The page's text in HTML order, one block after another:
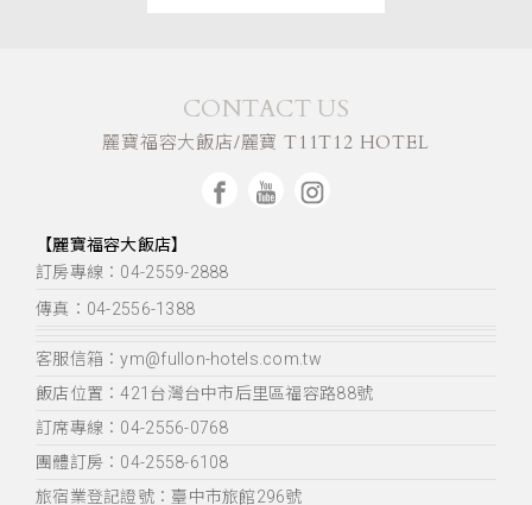
CONTACT US
麗寶福容大飯店/麗寶 T11T12 HOTEL
【麗寶福容大飯店】
訂房專線：04-2559-2888
傳真：04-2556-1388
客服信箱：ym@fullon-hotels.com.tw
飯店位置：421台灣台中市后里區福容路88號
訂席專線：04-2556-0768
團體訂房：04-2558-6108
旅宿業登記證號：臺中市旅館296號